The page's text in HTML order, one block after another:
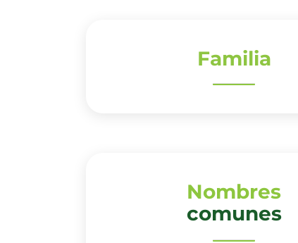
Familia
Nombres
comunes